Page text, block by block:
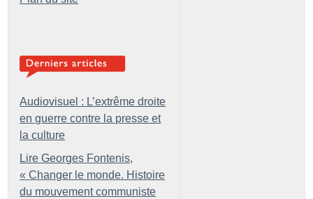
Audiovisuel : L’extrême droite
en guerre contre la presse et
la culture
Lire Georges Fontenis,
« Changer le monde. Histoire
du mouvement communiste